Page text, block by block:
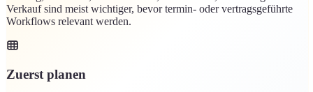
Verkauf sind meist wichtiger, bevor termin- oder vertragsgeführte
Workflows relevant werden.
Zuerst planen